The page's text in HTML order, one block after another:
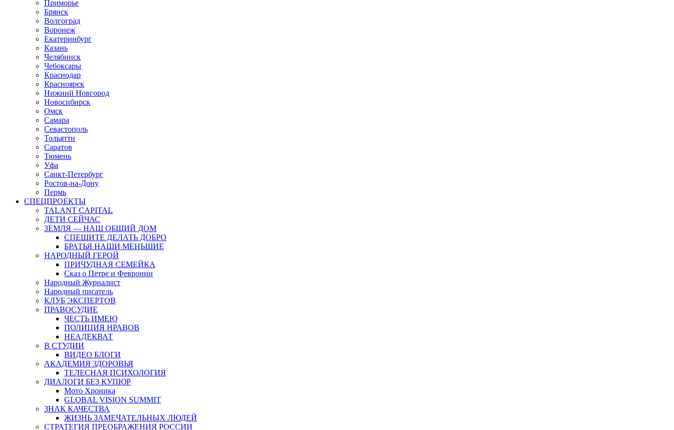
Приморье
Брянск
Волгоград
Воронеж
Екатеринбург
Казань
Челябинск
Чебоксары
Краснодар
Красноярск
Нижний Новгород
Новосибирск
Омск
Самара
Севастополь
Тольятти
Саратов
Тюмень
Уфа
Санкт-Петербург
Ростов-на-Дону
Пермь
СПЕЦПРОЕКТЫ
TALANT CAPITAL
ДЕТИ СЕЙЧАС
ЗЕМЛЯ — НАШ ОБЩИЙ ДОМ
СПЕШИТЕ ДЕЛАТЬ ДОБРО
БРАТЬЯ НАШИ МЕНЬШИЕ
НАРОДНЫЙ ГЕРОЙ
ПРИЧУДНАЯ СЕМЕЙКА
Сказ о Петре и Февронии
Народный Журналист
Народный писатель
КЛУБ ЭКСПЕРТОВ
ПРАВОСУДИЕ
ЧЕСТЬ ИМЕЮ
ПОЛИЦИЯ НРАВОВ
НЕАДЕКВАТ
В СТУДИИ
ВИДЕО БЛОГИ
АКАДЕМИЯ ЗДОРОВЬЯ
ТЕЛЕСНАЯ ПСИХОЛОГИЯ
ДИАЛОГИ БЕЗ КУПЮР
Мото Хроника
GLOBAL VISION SUMMIT
ЗНАК КАЧЕСТВА
ЖИЗНЬ ЗАМЕЧАТЕЛЬНЫХ ЛЮДЕЙ
СТРАТЕГИЯ ПРЕОБРАЖЕНИЯ РОССИИ